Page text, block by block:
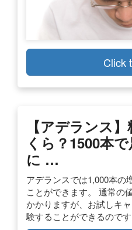
Click
【アデランス
くら？1500本
に …
アデランスでは1,000本の
ことができます。 通常の
かかりますが、お試しキ
験することができるのです